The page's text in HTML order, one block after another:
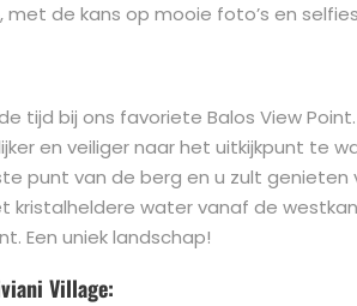
de kans op mooie foto’s en
tijd bij ons favoriete Balos View
en veiliger naar het uitkijkpunt te
punt van de berg en u zult genieten
kristalheldere water vanaf de
Een uniek landschap!
Village: